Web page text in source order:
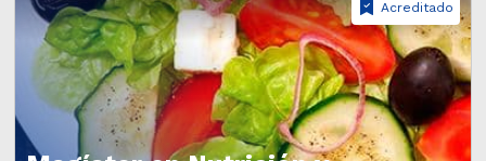
Acreditado